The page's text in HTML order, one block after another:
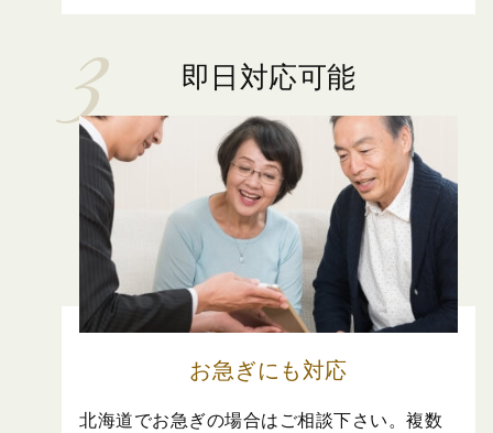
即日対応可能
お急ぎにも対応
北海道でお急ぎの場合はご相談下さい。複数